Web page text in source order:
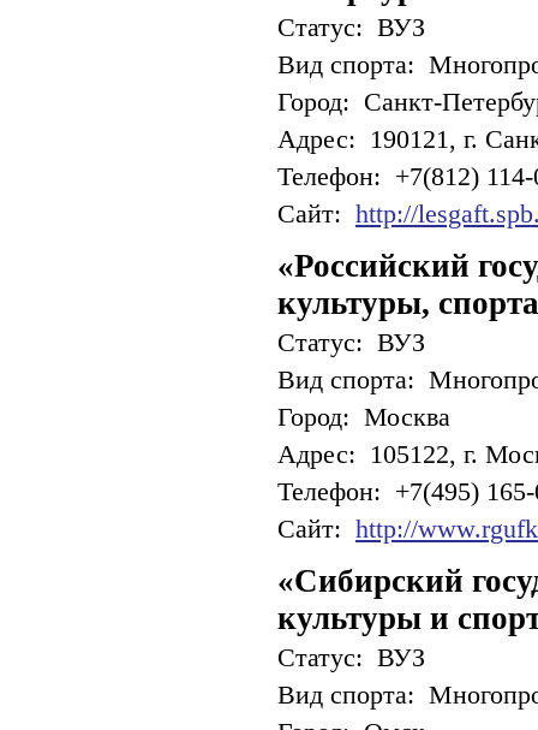
Статус: ВУЗ
Вид спорта:
Город: Санкт-
Адрес: 190121, г.
Телефон: +7(812) 114-
Сайт: http://
«Российский
культуры,
Статус: ВУЗ
Вид спорта:
Город: Москва
Адрес: 105122, г.
Телефон: +7(495)
Сайт: http://
«Сибирский
культуры и
Статус: ВУЗ
Вид спорта: